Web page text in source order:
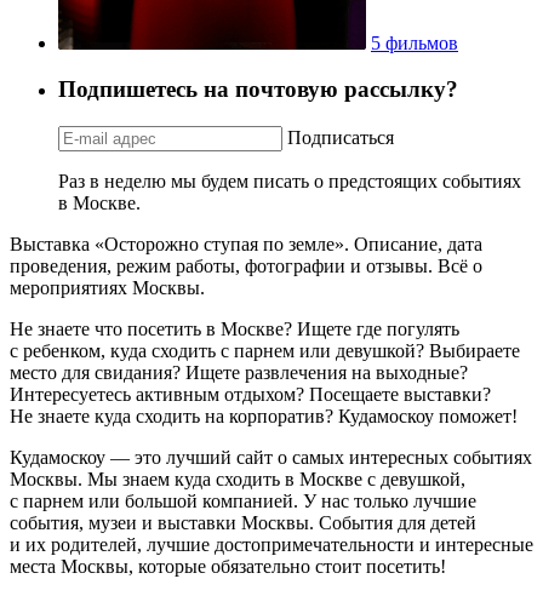
5 фильмов
Подпишетесь на почтовую рассылку?
Подписаться
Раз в неделю мы будем писать о предстоящих событиях
в Москве.
Выставка «Осторожно ступая по земле». Описание, дата
проведения, режим работы, фотографии и отзывы. Всё о
мероприятиях Москвы.
Не знаете что посетить в Москве? Ищете где погулять
с ребенком, куда сходить с парнем или девушкой? Выбираете
место для свидания? Ищете развлечения на выходные?
Интересуетесь активным отдыхом? Посещаете выставки?
Не знаете куда сходить на корпоратив? Кудамоскоу поможет!
Кудамоскоу — это лучший сайт о самых интересных событиях
Москвы. Мы знаем куда сходить в Москве с девушкой,
с парнем или большой компанией. У нас только лучшие
события, музеи и выставки Москвы. События для детей
и их родителей, лучшие достопримечательности и интересные
места Москвы, которые обязательно стоит посетить!